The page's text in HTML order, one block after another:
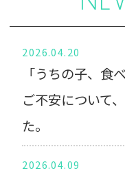
2026.04.20
「うちの子、
ご不安について、
た。
2026.04.09